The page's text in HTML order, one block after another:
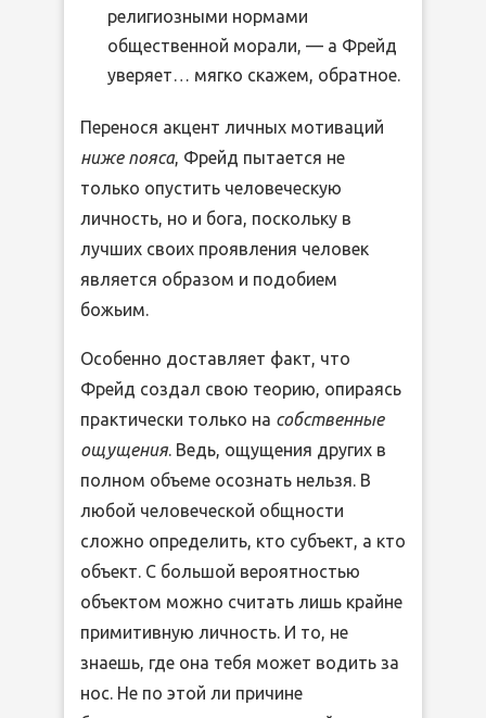
религиозными нормами
общественной морали, — а Фрейд
уверяет… мягко скажем, обратное.
Перенося акцент личных мотиваций
ниже пояса, Фрейд пытается не
только опустить человеческую
личность, но и бога, поскольку в
лучших своих проявления человек
является образом и подобием
божьим.
Особенно доставляет факт, что
Фрейд создал свою теорию, опираясь
практически только на собственные
ощущения. Ведь, ощущения других в
полном объеме осознать нельзя. В
любой человеческой общности
сложно определить, кто субъект, а кто
объект. С большой вероятностью
объектом можно считать лишь крайне
примитивную личность. И то, не
знаешь, где она тебя может водить за
нос. Не по этой ли причине